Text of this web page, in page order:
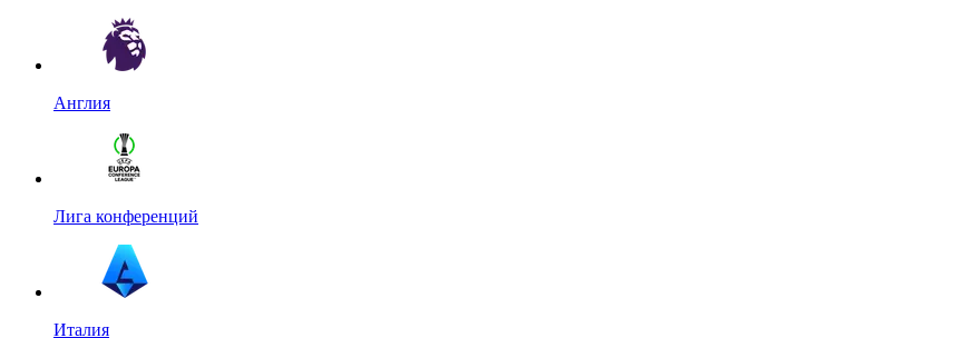
Англия
Лига конференций
Италия